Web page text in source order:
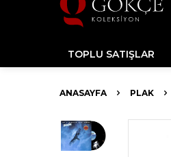
TOPLU SATIŞLAR
ANASAYFA PLAK